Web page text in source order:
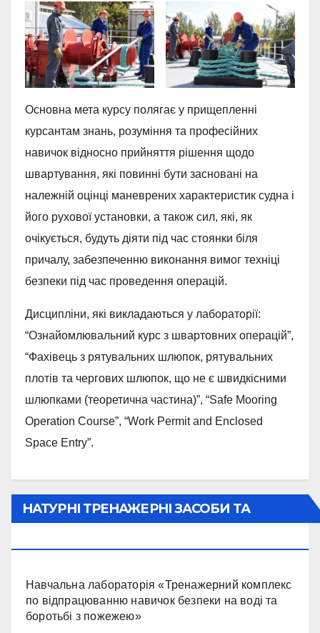
Основна мета курсу полягає у прищепленні
курсантам знань, розуміння та професійних
навичок відносно прийняття рішення щодо
швартування, які повинні бути засновані на
належній оцінці маневрених характеристик судна і
його рухової установки, а також сил, які, як
очікується, будуть діяти під час стоянки біля
причалу, забезпеченню виконання вимог техніці
безпеки під час проведення операцій.
Дисципліни, які викладаються у лабораторії:
“Ознайомлювальний курс з швартовних операцій”,
“Фахівець з рятувальних шлюпок, рятувальних
плотів та чергових шлюпок, що не є швидкісними
шлюпками (теоретична частина)”, “Safe Mooring
Operation Course”, “Work Permit and Enclosed
Space Entry”.
НАТУРНІ ТРЕНАЖЕРНІ ЗАСОБИ ТА
Навчальна лабораторія «Тренажерний комплекс
по відпрацюванню навичок безпеки на воді та
боротьбі з пожежею»